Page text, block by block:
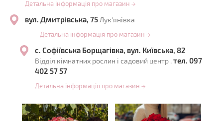
Детальна інформація про магазин →
вул. Дмитрівська, 75Лук'янівка
Детальна інформація про магазин →
с. Софіївська Борщагівка, вул. Київська, 82
Відділ кімнатних рослин і садовий центр , тел. 097
402 57 57
Детальна інформація про магазин →